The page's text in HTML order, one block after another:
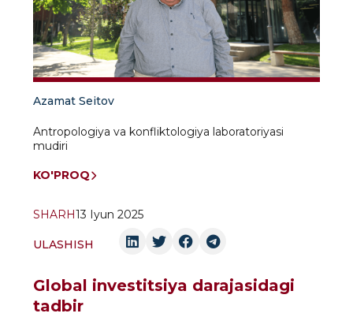
Azamat Seitov
Antropologiya va konfliktologiya laboratoriyasi
mudiri
KO'PROQ
SHARH13 Iyun 2025
ULASHISH
Global investitsiya darajasidagi
tadbir